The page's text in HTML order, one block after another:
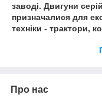
заводі. Двигуни
призначалися для
техніки - трактори,
агрегату дорівнює
колінчастого валу
Про нас